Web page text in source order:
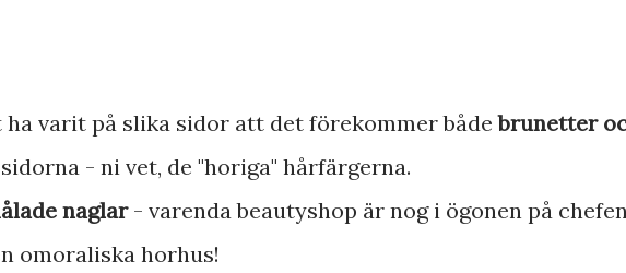
ha varit på slika sidor att det förekommer bådebrunetter
- ni vet, de "horiga" hårfärgerna.
naglar- varenda beautyshop är nog i ögonen på
omoraliska horhus!